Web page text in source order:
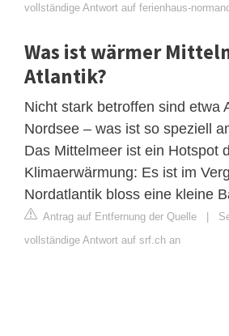
vollständige Antwort auf ferienhaus-
Was ist wärmer
Atlantik?
Nicht stark betroffen sind etwa
Nordsee – was ist so speziell
Das Mittelmeer ist ein Hotspot
Klimaerwärmung: Es ist im
Nordatlantik bloss eine kleine
Antrag auf Entfernung der Quelle |
vollständige Antwort auf srf.ch an